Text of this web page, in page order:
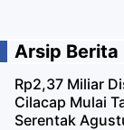
Arsip Berita
Rp2,37 Miliar
Cilacap Mulai
Serentak